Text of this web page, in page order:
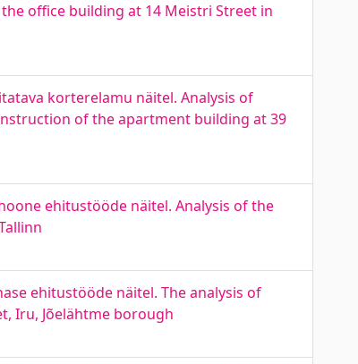
office building at 14 Meistri Street in
korterelamu näitel. Analysis of
of the apartment building at 39
ehitustööde näitel. Analysis of the
ehitustööde näitel. The analysis of
Iru, Jõelähtme borough